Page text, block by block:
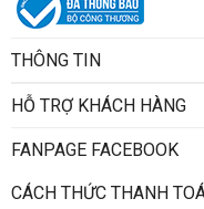
THÔNG TIN
HỖ TRỢ KHÁCH HÀNG
FANPAGE FACEBOOK
CÁCH THỨC THANH